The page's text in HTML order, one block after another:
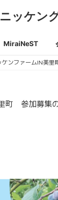
ニッケン
MiraiNeST
ケンファームIN美
町 参加募集